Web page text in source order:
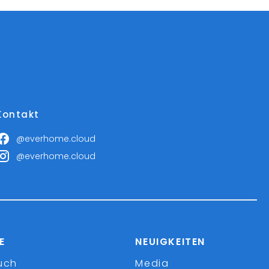
@everhome.cloud
@everhome.cloud
NEUIGKEITEN
Media